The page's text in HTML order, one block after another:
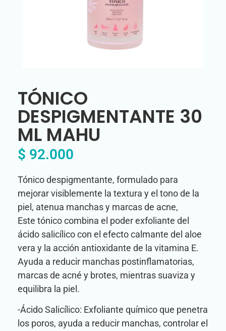
TÓNICO
DESPIGMENTANTE 30
ML MAHU
$ 92.000
Tónico despigmentante, formulado para
mejorar visiblemente la textura y el tono de la
piel, atenua manchas y marcas de acne,
Este tónico combina el poder exfoliante del
ácido salicílico con el efecto calmante del aloe
vera y la acción antioxidante de la vitamina E.
Ayuda a reducir manchas postinflamatorias,
marcas de acné y brotes, mientras suaviza y
equilibra la piel.
-Ácido Salicílico: Exfoliante químico que penetra
los poros, ayuda a reducir manchas, controlar el